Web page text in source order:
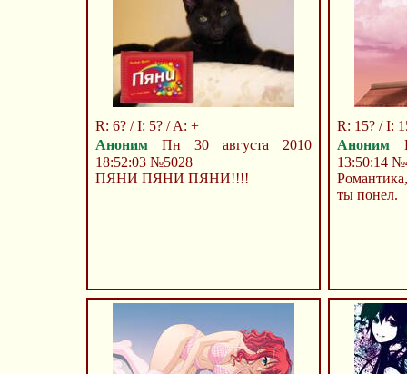
R: 6? / I: 5? / A: +
Аноним Пн 30 августа 2010
18:52:03 №5028
ПЯНИ ПЯНИ ПЯНИ!!!!
R: 15? / I:
Аноним
13:50:14
ты понел.